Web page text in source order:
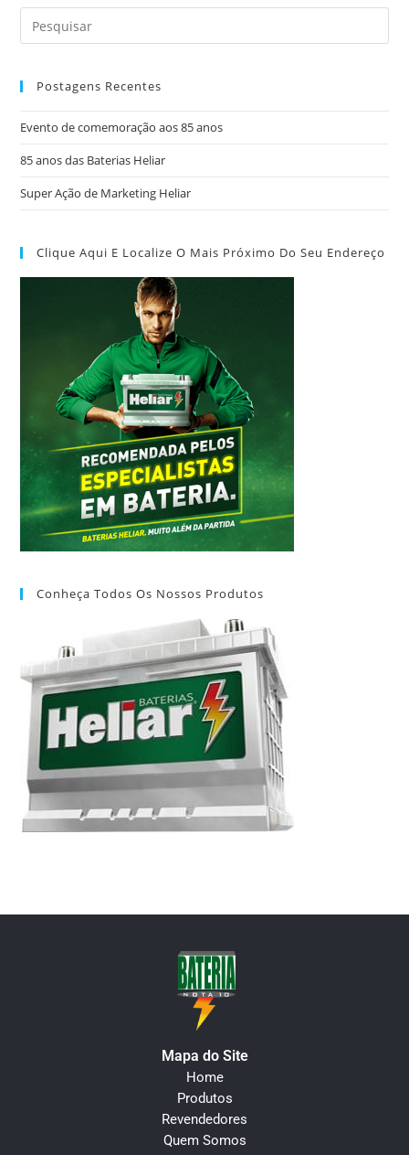
Postagens Recentes
Evento de comemoração aos 85 anos
85 anos das Baterias Heliar
Super Ação de Marketing Heliar
Clique Aqui E Localize O Mais Próximo Do Seu Endereço
Conheça Todos Os Nossos Produtos
Mapa do Site
Home
Produtos
Revendedores
Quem Somos